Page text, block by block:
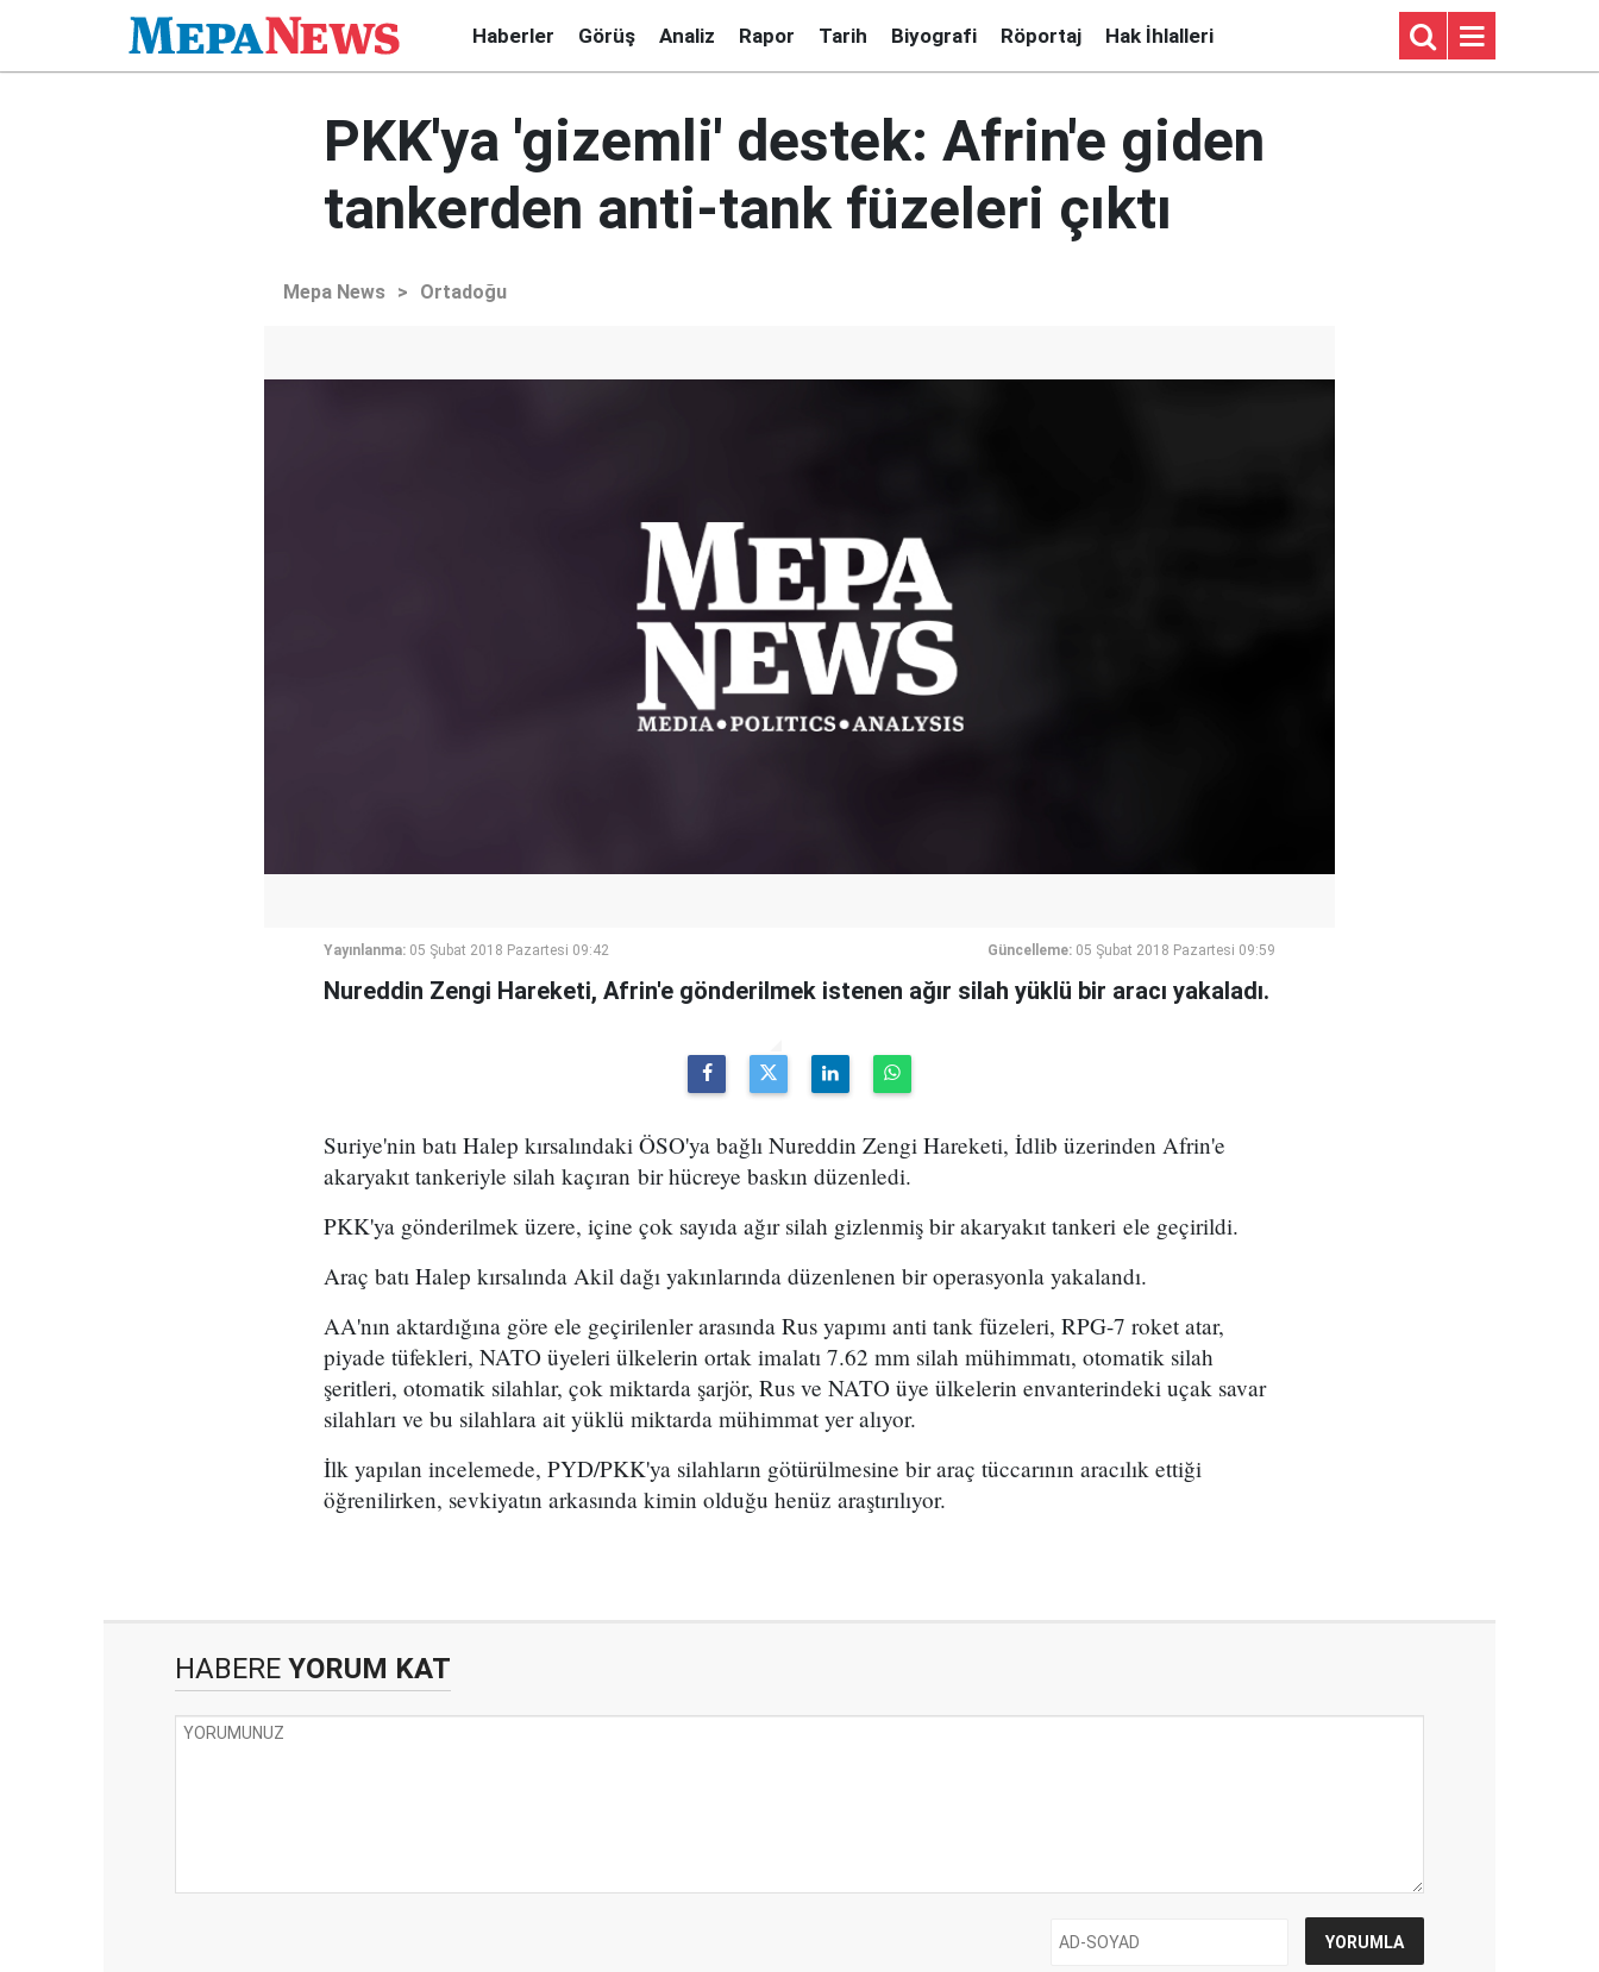
Haberler Görüş Analiz Rapor Tarih Biyografi Röportaj Hak İhlalleri
PKK'ya 'gizemli' destek: Afrin'e giden
tankerden anti-tank füzeleri çıktı
Mepa News > Ortadoğu
Yayınlanma: 05 Şubat 2018 Pazartesi 09:42 Güncelleme: 05 Şubat 2018 Pazartesi 09:59
Nureddin Zengi Hareketi, Afrin'e gönderilmek istenen ağır silah yüklü bir aracı yakaladı.
Suriye'nin batı Halep kırsalındaki ÖSO'ya bağlı Nureddin Zengi Hareketi, İdlib üzerinden Afrin'e
akaryakıt tankeriyle silah kaçıran bir hücreye baskın düzenledi.
PKK'ya gönderilmek üzere, içine çok sayıda ağır silah gizlenmiş bir akaryakıt tankeri ele geçirildi.
Araç batı Halep kırsalında Akil dağı yakınlarında düzenlenen bir operasyonla yakalandı.
AA'nın aktardığına göre ele geçirilenler arasında Rus yapımı anti tank füzeleri, RPG-7 roket atar,
piyade tüfekleri, NATO üyeleri ülkelerin ortak imalatı 7.62 mm silah mühimmatı, otomatik silah
şeritleri, otomatik silahlar, çok miktarda şarjör, Rus ve NATO üye ülkelerin envanterindeki uçak savar
silahları ve bu silahlara ait yüklü miktarda mühimmat yer alıyor.
İlk yapılan incelemede, PYD/PKK'ya silahların götürülmesine bir araç tüccarının aracılık ettiği
öğrenilirken, sevkiyatın arkasında kimin olduğu henüz araştırılıyor.
HABERE YORUM KAT